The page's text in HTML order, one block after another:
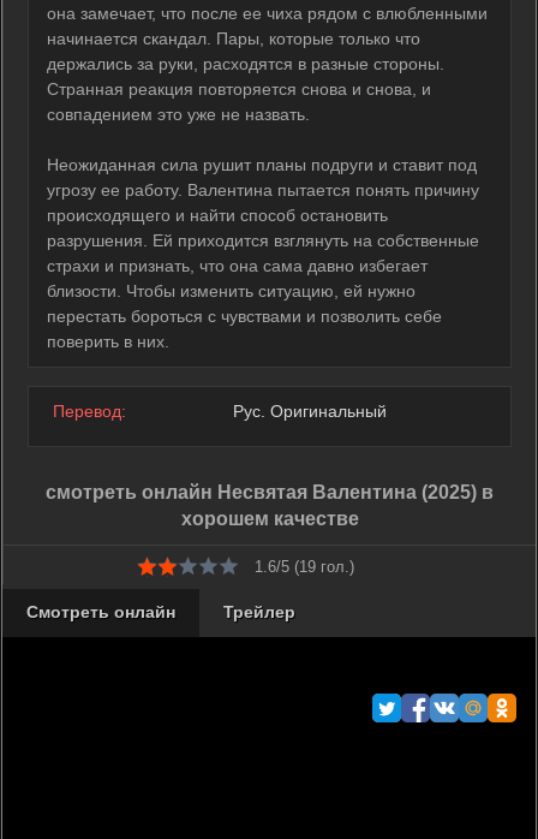
она замечает, что после ее чиха рядом с влюбленными
начинается скандал. Пары, которые только что
держались за руки, расходятся в разные стороны.
Странная реакция повторяется снова и снова, и
совпадением это уже не назвать.
Неожиданная сила рушит планы подруги и ставит под
угрозу ее работу. Валентина пытается понять причину
происходящего и найти способ остановить
разрушения. Ей приходится взглянуть на собственные
страхи и признать, что она сама давно избегает
близости. Чтобы изменить ситуацию, ей нужно
перестать бороться с чувствами и позволить себе
поверить в них.
Перевод: Рус. Оригинальный
смотреть онлайн Несвятая Валентина (2025) в
хорошем качестве
1.6/5 (19 гол.)
Смотреть онлайн Трейлер